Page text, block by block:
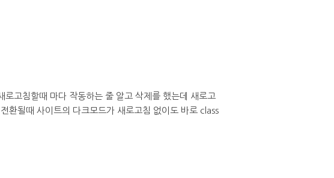
고침할때 마다 작동하는 줄 알고 삭제를 했는데 새로고
환될때 사이트의 다크모드가 새로고침 없이도 바로 class